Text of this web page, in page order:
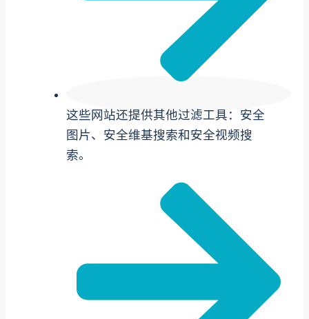
这些网站还提供其他过滤工具：安全
图片、安全维基搜索和安全视频搜
索。